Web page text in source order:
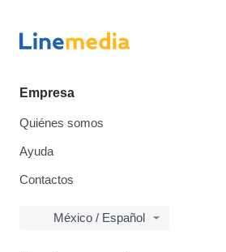
Empresa
Quiénes somos
Ayuda
Contactos
México / Español